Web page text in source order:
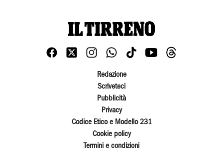
Redazione
Scriveteci
Pubblicità
Privacy
Codice Etico e Modello 231
Cookie policy
Termini e condizioni